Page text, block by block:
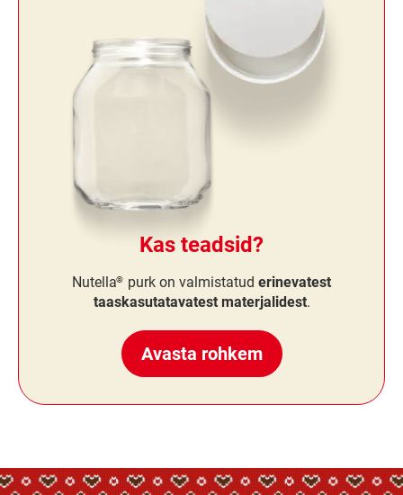
Kas teadsid?
Nutella® purk on valmistatud erinevatest
taaskasutatavatest materjalidest.
Avasta rohkem